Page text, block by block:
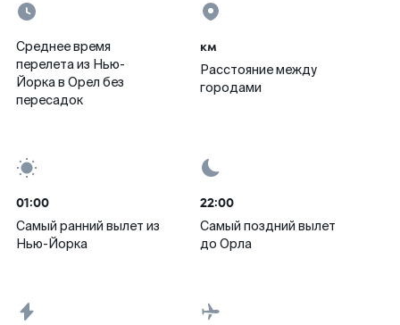
Среднее время
перелета из Нью-
Йорка в Орел без
пересадок
км
Расстояние между
городами
01:00
Самый ранний вылет из
Нью-Йорка
22:00
Самый поздний вылет
до Орла